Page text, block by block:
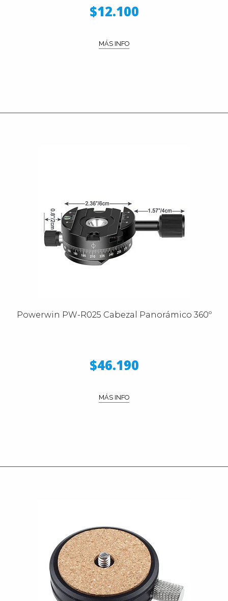
$12.100
MÁS INFO
Powerwin PW-R025 Cabezal Panorámico 360º
$46.190
MÁS INFO